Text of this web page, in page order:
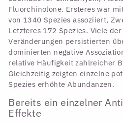
Fluorchinolone. Ersteres war
von 1340 Spezies assoziiert,
Letzteres 172 Spezies. Viele
Veränderungen persistierten
dominierten negative
relative Häufigkeit zahlreicher
Gleichzeitig zeigten einzelne
Spezies erhöhte Abundanzen.
Bereits ein einzelner
Effekte